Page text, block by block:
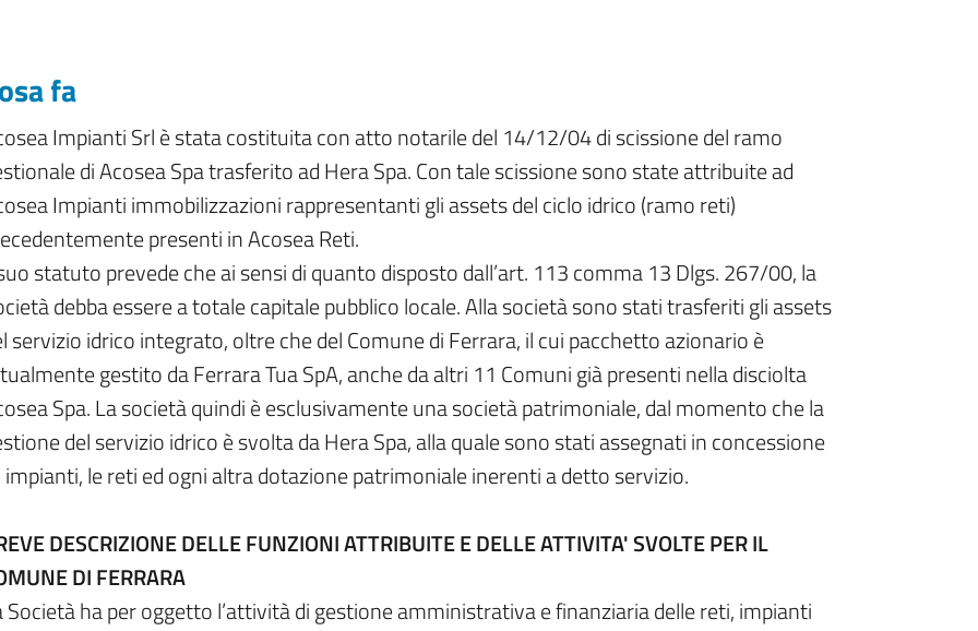
fa
Impianti Srl è stata costituita con atto notarile del 14/12/04 di scissione del ramo
di Acosea Spa trasferito ad Hera Spa. Con tale scissione sono state attribuite ad
Impianti immobilizzazioni rappresentanti gli assets del ciclo idrico (ramo reti)
presenti in Acosea Reti.
statuto prevede che ai sensi di quanto disposto dall’art. 113 comma 13 Dlgs. 267/00, la
debba essere a totale capitale pubblico locale. Alla società sono stati trasferiti gli assets
servizio idrico integrato, oltre che del Comune di Ferrara, il cui pacchetto azionario è
gestito da Ferrara Tua SpA, anche da altri 11 Comuni già presenti nella disciolta
Spa. La società quindi è esclusivamente una società patrimoniale, dal momento che la
del servizio idrico è svolta da Hera Spa, alla quale sono stati assegnati in concessione
impianti, le reti ed ogni altra dotazione patrimoniale inerenti a detto servizio.
DESCRIZIONE DELLE FUNZIONI ATTRIBUITE E DELLE ATTIVITA' SVOLTE PER IL
DI FERRARA
Società ha per oggetto l’attività di gestione amministrativa e finanziaria delle reti, impianti